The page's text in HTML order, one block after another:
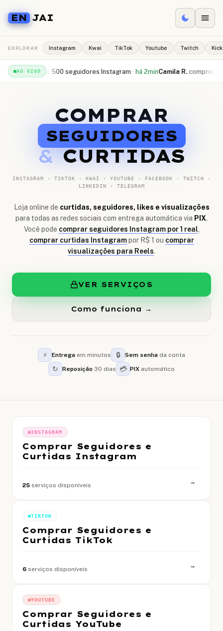
EN JAI
EXPLORAR Instagram Kwai TikTok Youtube Twitch Kick
AO VIVO
500 seguidores Instagram ·há 2minCamila R. comprou 10.000
COMPRAR
SEGUIDORES
& CURTIDAS
INSTAGRAM · TIKTOK · KWAI · YOUTUBE · FACEBOOK · TWITCH ·
LINKEDIN · TELEGRAM
Loja online de curtidas, seguidores, likes e visualizações
para todas as redes sociais com entrega automática via PIX.
Você pode comprar seguidores Instagram por 1 real
comprar curtidas Instagram por R$ 1 ou comprar
visualizações para Reels.
VER SERVIÇOS
Como funciona →
⚡ Entrega em minutos 🔒 Sem senha da conta
↻ Reposição 30 dias 💳 PIX automático
INSTAGRAM
Comprar Seguidores e
Curtidas Instagram
25 serviços disponíveis →
TIKTOK
Comprar Seguidores e
Curtidas TikTok
6 serviços disponíveis →
YOUTUBE
Comprar Seguidores e
Curtidas YouTube